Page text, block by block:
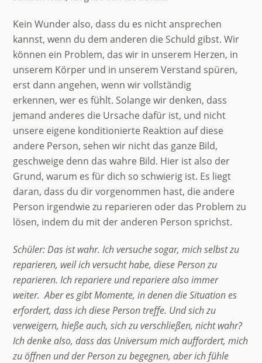
Kein Wunder also, dass du es nicht ansprechen
kannst, wenn du dem anderen die Schuld gibst. Wir
können ein Problem, das wir in unserem Herzen, in
unserem Körper und in unserem Verstand spüren,
erst dann angehen, wenn wir vollständig
erkennen, wer es fühlt. Solange wir denken, dass
jemand anderes die Ursache dafür ist, und nicht
unsere eigene konditionierte Reaktion auf diese
andere Person, sehen wir nicht das ganze Bild,
geschweige denn das wahre Bild. Hier ist also der
Grund, warum es für dich so schwierig ist. Es liegt
daran, dass du dir vorgenommen hast, die andere
Person irgendwie zu reparieren oder das Problem zu
lösen, indem du mit der anderen Person sprichst.
Schüler: Das ist wahr. Ich versuche sogar, mich selbst zu
reparieren, weil ich versucht habe, diese Person zu
reparieren. Ich repariere und repariere also immer
weiter. Aber es gibt Momente, in denen die Situation es
erfordert, dass ich diese Person treffe. Und sich zu
verweigern, hieße auch, sich zu verschließen, nicht wahr?
Ich denke also, dass das Universum mich auffordert, mich
zu öffnen und der Person zu begegnen, aber ich fühle